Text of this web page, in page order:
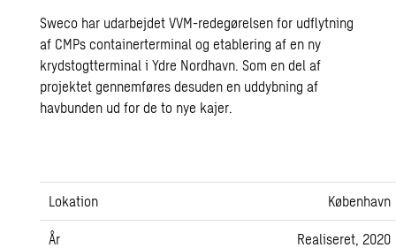
Sweco har udarbejdet VVM-redegørelsen for udflytning
af CMPs containerterminal og etablering af en ny
krydstogtterminal i Ydre Nordhavn. Som en del af
projektet gennemføres desuden en uddybning af
havbunden ud for de to nye kajer.
Lokation København
År Realiseret, 2020